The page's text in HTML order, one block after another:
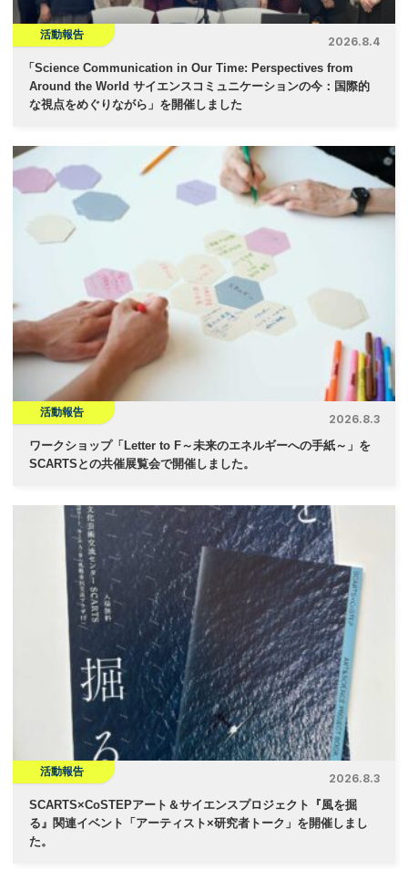
活動報告
2026.8.4
「 Science Communication in Our Time: Perspectives from
Around the World サイエンスコミュニケーションの今：国際的
な視点をめぐりながら」を開催しました
活動報告
2026.8.3
ワークショップ「Letter to F～未来のエネルギーへの手紙～」を
SCARTSとの共催展覧会で開催しました。
活動報告
2026.8.3
SCARTS×CoSTEPアート＆サイエンスプロジェクト『風を掘
る』関連イベント「アーティスト×研究者トーク」を開催しまし
た。